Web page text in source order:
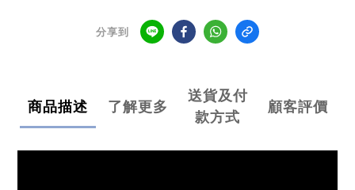
分享到
商品描述 了解更多
送貨及付
款方式
顧客評價